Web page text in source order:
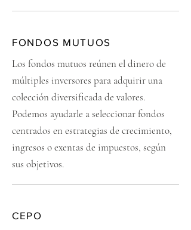
FONDOS MUTUOS
Los fondos mutuos reúnen el dinero de
múltiples inversores para adquirir una
colección diversificada de valores.
Podemos ayudarle a seleccionar fondos
centrados en estrategias de crecimiento,
ingresos o exentas de impuestos, según
sus objetivos.
CEPO